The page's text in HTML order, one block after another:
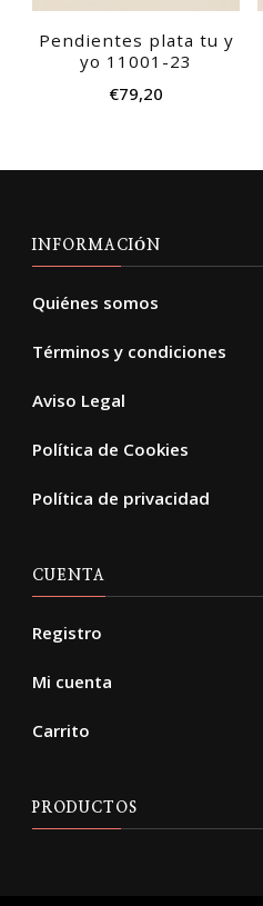
Pendientes plata tu y
yo 11001-23
€79,20
INFORMACIÓN
Quiénes somos
Términos y condiciones
Aviso Legal
Política de Cookies
Política de privacidad
CUENTA
Registro
Mi cuenta
Carrito
PRODUCTOS